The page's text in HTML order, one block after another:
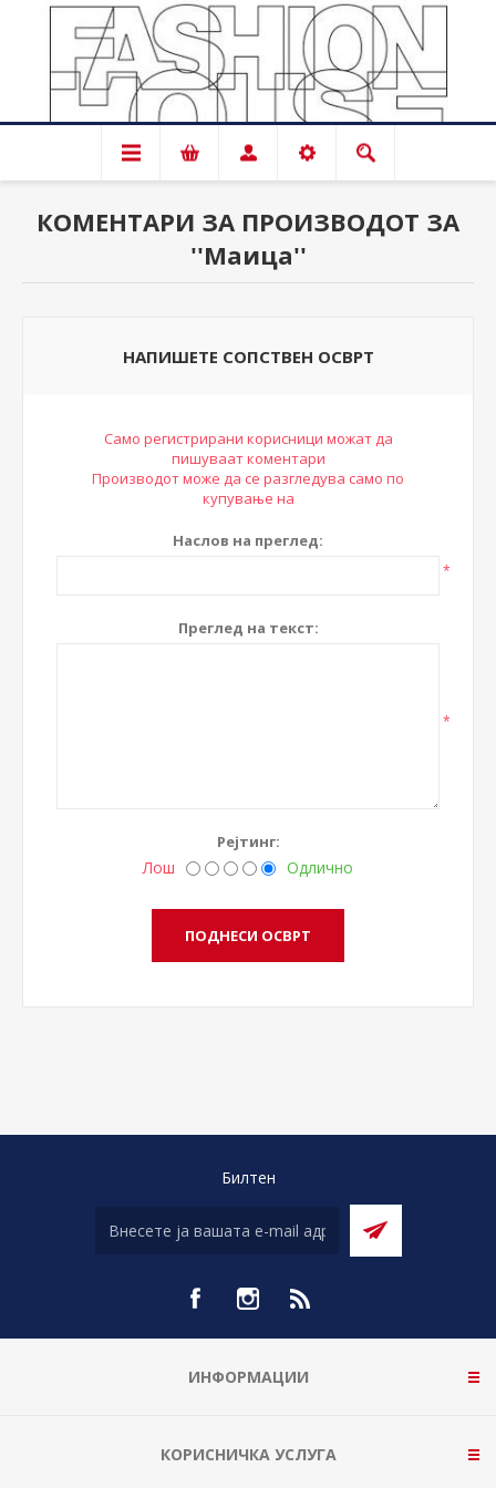
КОМЕНТАРИ ЗА ПРОИЗВОДОТ ЗА
Маица
НАПИШЕТЕ СОПСТВЕН ОСВРТ
Само регистрирани корисници можат да
пишуваат коментари
Производот може да се разгледува само по
купување на
Наслов на преглед:
*
Преглед на текст:
*
Рејтинг:
Лош Одлично
Билтен
ИНФОРМАЦИИ
КОРИСНИЧКА УСЛУГА